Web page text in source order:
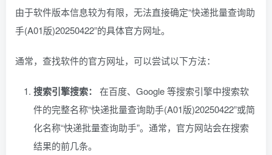
由于软件版本信息较为有限，无法直接确定“快递批量查询助
手(A01版)20250422”的具体官方网址。
通常，查找软件的官方网址，可以尝试以下方法：
搜索引擎搜索：
在百度、Google 等搜索引擎中搜索软
件的完整名称“快递批量查询助手(A01版)20250422”或简
化名称“快递批量查询助手”。通常，官方网站会在搜索
结果的前几条。